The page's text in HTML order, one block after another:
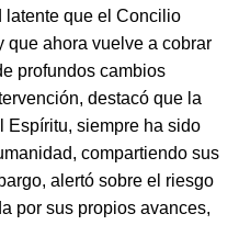
latente que el Concilio
que ahora vuelve a cobrar
profundos cambios
destacó que la
Espíritu, siempre ha sido
compartiendo sus
alertó sobre el riesgo
por sus propios avances,